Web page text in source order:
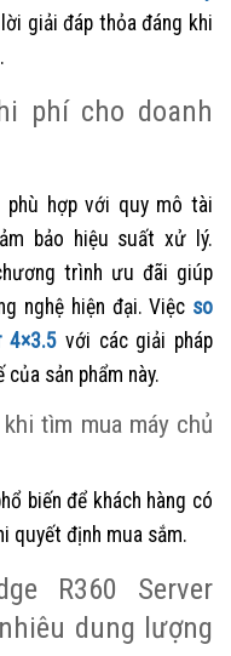
giải đáp thỏa đáng khi
phí cho doanh
phù hợp với quy mô tài
bảo hiệu suất xử lý.
trình ưu đãi giúp
nghệ hiện đại. Việc so
4×3.5 với các giải pháp
sản phẩm này.
tìm mua máy chủ
biến để khách hàng có
quyết định mua sắm.
R360 Server
dung lượng